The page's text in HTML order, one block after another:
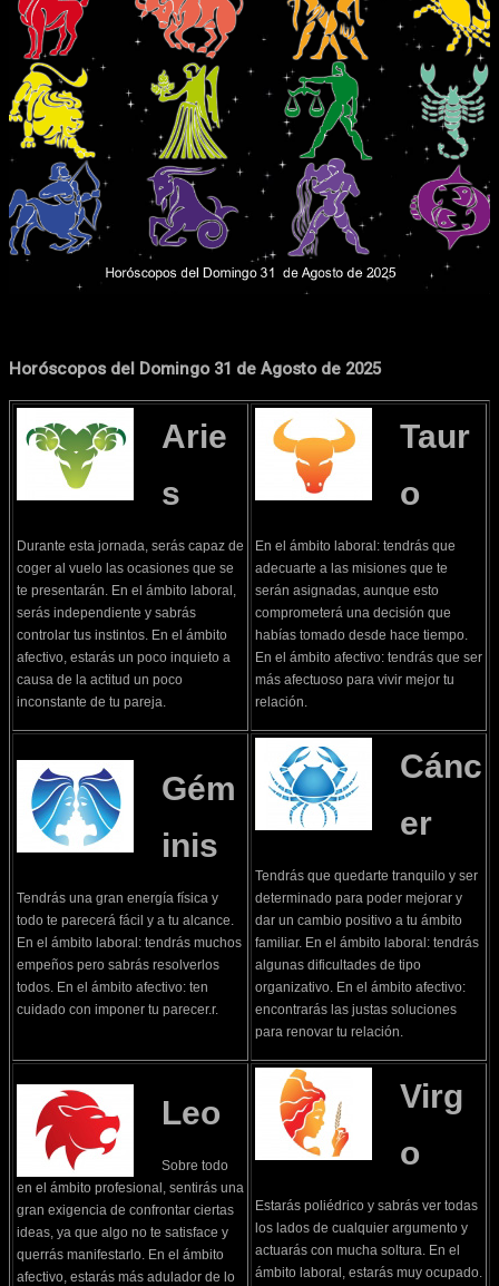
Facebook Pinterest WhatsApp
Horóscopos del Domingo 31 de Agosto de 2025
Arie
s
Durante esta jornada, serás capaz de
coger al vuelo las ocasiones que se
te presentarán. En el ámbito laboral,
serás independiente y sabrás
controlar tus instintos. En el ámbito
afectivo, estarás un poco inquieto a
causa de la actitud un poco
inconstante de tu pareja.
Taur
o
En el ámbito laboral: tendrás que
adecuarte a las misiones que te
serán asignadas, aunque esto
comprometerá una decisión que
habías tomado desde hace tiempo.
En el ámbito afectivo: tendrás que ser
más afectuoso para vivir mejor tu
relación.
Gém
inis
Tendrás una gran energía física y
todo te parecerá fácil y a tu alcance.
En el ámbito laboral: tendrás muchos
empeños pero sabrás resolverlos
todos. En el ámbito afectivo: ten
cuidado con imponer tu parecer.r.
Cánc
er
Tendrás que quedarte tranquilo y ser
determinado para poder mejorar y
dar un cambio positivo a tu ámbito
familiar. En el ámbito laboral: tendrás
algunas dificultades de tipo
organizativo. En el ámbito afectivo:
encontrarás las justas soluciones
para renovar tu relación.
Leo
Sobre todo
en el ámbito profesional, sentirás una
gran exigencia de confrontar ciertas
ideas, ya que algo no te satisface y
querrás manifestarlo. En el ámbito
afectivo, estarás más adulador de lo
Virg
o
Estarás poliédrico y sabrás ver todas
los lados de cualquier argumento y
actuarás con mucha soltura. En el
ámbito laboral, estarás muy ocupado.